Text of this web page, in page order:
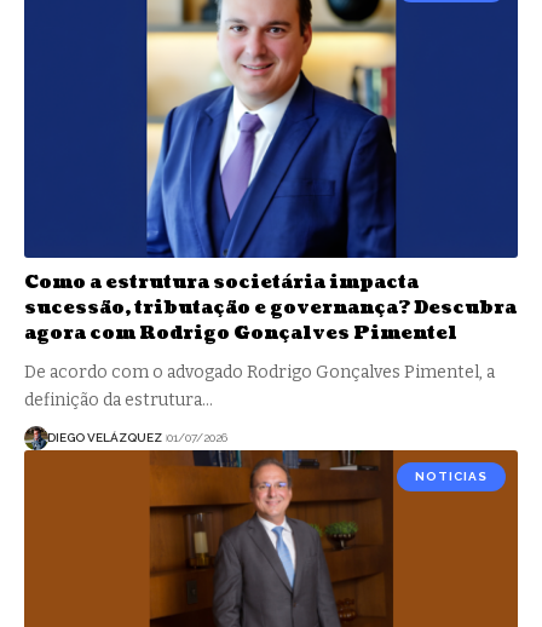
Como a estrutura societária impacta
sucessão, tributação e governança? Descubra
agora com Rodrigo Gonçalves Pimentel
De acordo com o advogado Rodrigo Gonçalves Pimentel, a
definição da estrutura…
DIEGO VELÁZQUEZ 01/07/2026
NOTICIAS